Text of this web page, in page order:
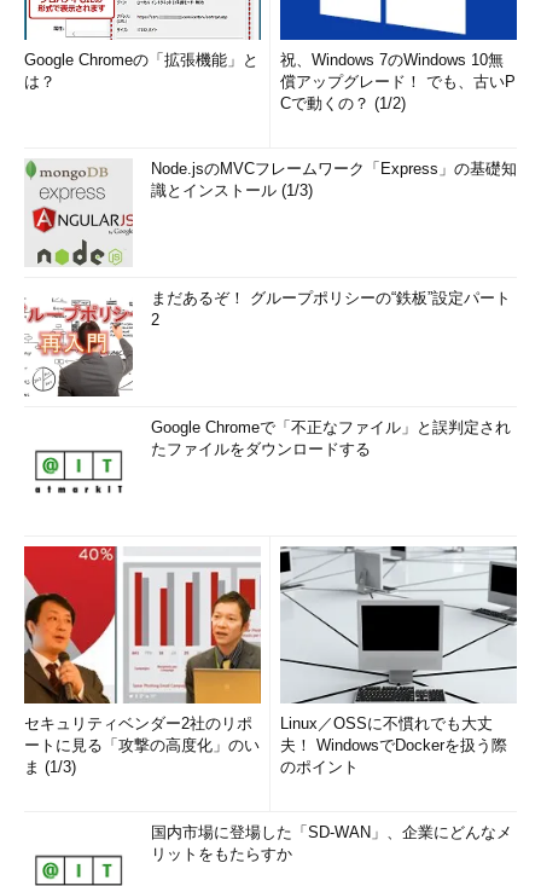
Google Chromeの「拡張機能」と
は？
祝、Windows 7のWindows 10無
償アップグレード！ でも、古いP
Cで動くの？ (1/2)
Node.jsのMVCフレームワーク「Express」の基礎知
識とインストール (1/3)
まだあるぞ！ グループポリシーの“鉄板”設定パート
2
Google Chromeで「不正なファイル」と誤判定され
たファイルをダウンロードする
セキュリティベンダー2社のリポ
ートに見る「攻撃の高度化」のい
ま (1/3)
Linux／OSSに不慣れでも大丈
夫！ WindowsでDockerを扱う際
のポイント
国内市場に登場した「SD-WAN」、企業にどんなメ
リットをもたらすか